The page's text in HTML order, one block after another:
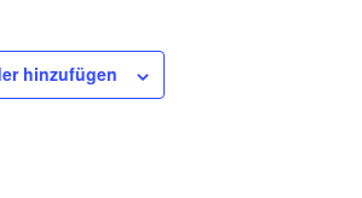
hinzufügen